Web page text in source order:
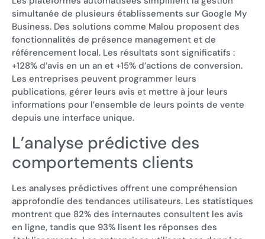
simultanée de plusieurs établissements sur Google My
Business. Des solutions comme Malou proposent des
fonctionnalités de présence management et de
référencement local. Les résultats sont significatifs :
+128% d’avis en un an et +15% d’actions de conversion.
Les entreprises peuvent programmer leurs
publications, gérer leurs avis et mettre à jour leurs
informations pour l’ensemble de leurs points de vente
depuis une interface unique.
L’analyse prédictive des
comportements clients
Les analyses prédictives offrent une compréhension
approfondie des tendances utilisateurs. Les statistiques
montrent que 82% des internautes consultent les avis
en ligne, tandis que 93% lisent les réponses des